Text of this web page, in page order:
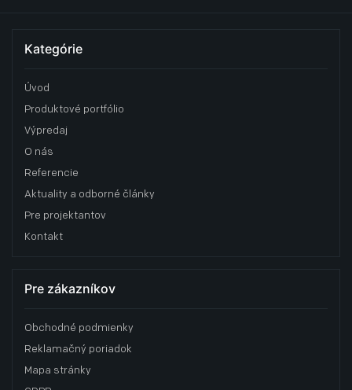
Kategórie
Úvod
Produktové portfólio
Výpredaj
O nás
Referencie
Aktuality a odborné články
Pre projektantov
Kontakt
Pre zákazníkov
Obchodné podmienky
Reklamačný poriadok
Mapa stránky